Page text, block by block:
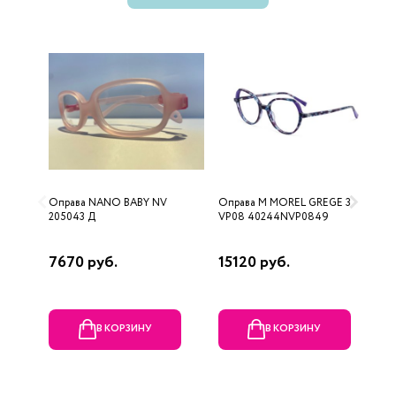
Оправа NANO BABY NV
205043 Д
7670 руб.
В КОРЗИНУ
Оправа M MOREL GREGE 3
VP08 40244NVP0849
15120 руб.
В КОРЗИНУ